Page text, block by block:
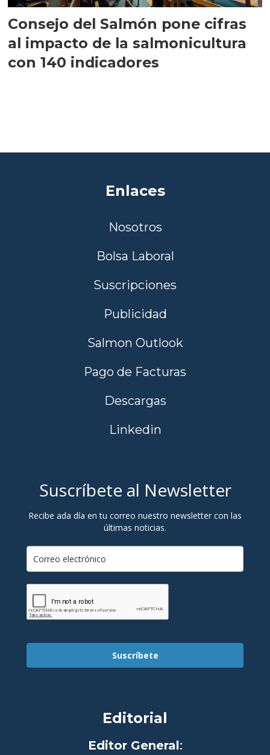
Consejo del Salmón pone cifras
al impacto de la salmonicultura
con 140 indicadores
Enlaces
Nosotros
Bolsa Laboral
Suscripciones
Publicidad
Salmon Outlook
Pago de Facturas
Descargas
Linkedin
Suscríbete al Newsletter
Recibe ada día en tu correo nuestro newsletter con las
últimas noticias.
Suscríbete
Editorial
Editor General: